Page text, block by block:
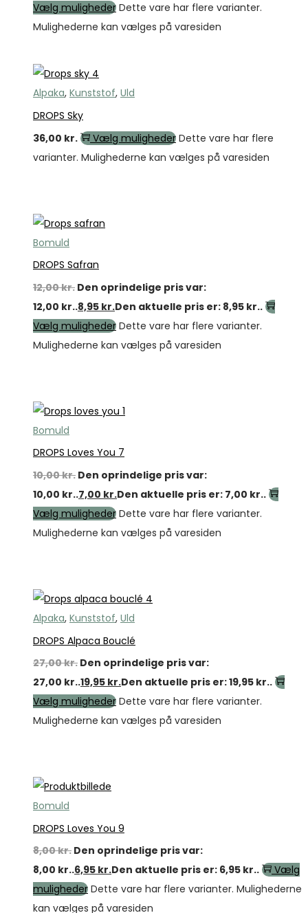
Vælg muligheder Dette vare har flere varianter.
Mulighederne kan vælges på varesiden
Alpaka, Kunststof, Uld
DROPS Sky
36,00 kr. Vælg muligheder Dette vare har flere
varianter. Mulighederne kan vælges på varesiden
Bomuld
DROPS Safran
12,00kr. Den oprindelige pris var:
12,00 kr..8,95 kr.Den aktuelle pris er: 8,95 kr..
Vælg muligheder Dette vare har flere varianter.
Mulighederne kan vælges på varesiden
Bomuld
DROPS Loves You 7
10,00kr. Den oprindelige pris var:
10,00 kr..7,00 kr.Den aktuelle pris er: 7,00 kr..
Vælg muligheder Dette vare har flere varianter.
Mulighederne kan vælges på varesiden
Alpaka, Kunststof, Uld
DROPS Alpaca Bouclé
27,00kr. Den oprindelige pris var:
27,00 kr..19,95 kr.Den aktuelle pris er: 19,95 kr..
Vælg muligheder Dette vare har flere varianter.
Mulighederne kan vælges på varesiden
Bomuld
DROPS Loves You 9
8,00kr. Den oprindelige pris var:
8,00 kr..6,95 kr.Den aktuelle pris er: 6,95 kr..
Vælg
muligheder Dette vare har flere varianter. Mulighederne
kan vælges på varesiden